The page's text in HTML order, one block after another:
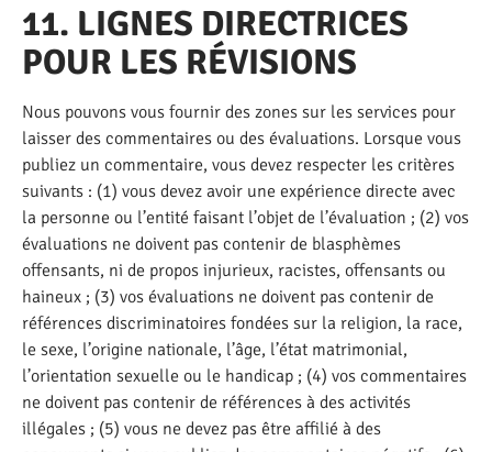
11. LIGNES DIRECTRICES
POUR LES RÉVISIONS
Nous pouvons vous fournir des zones sur les services pour
laisser des commentaires ou des évaluations. Lorsque vous
publiez un commentaire, vous devez respecter les critères
suivants : (1) vous devez avoir une expérience directe avec
la personne ou l’entité faisant l’objet de l’évaluation ; (2) vos
évaluations ne doivent pas contenir de blasphèmes
offensants, ni de propos injurieux, racistes, offensants ou
haineux ; (3) vos évaluations ne doivent pas contenir de
références discriminatoires fondées sur la religion, la race,
le sexe, l’origine nationale, l’âge, l’état matrimonial,
l’orientation sexuelle ou le handicap ; (4) vos commentaires
ne doivent pas contenir de références à des activités
illégales ; (5) vous ne devez pas être affilié à des